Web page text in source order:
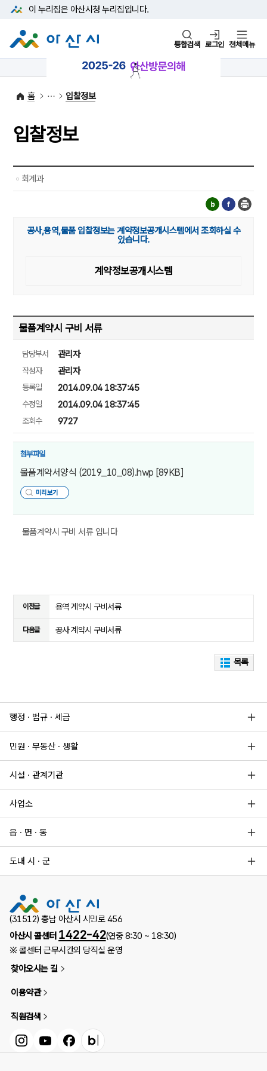
본문 바로가기
메뉴 바로가기
이 누리집은 아산시청 누리집입니다.
통합검색 로그인 전체메뉴
대표전화(아산시 콜센터)1422-42
홈 입찰정보
입찰정보
회계과
공사,용역,물품 입찰정보는 계약정보공개시스템에서 조회하실 수
있습니다.
계약정보공개시스템
물품계약시 구비 서류
담당부서 관리자
작성자 관리자
등록일 2014.09.04 18:37:45
수정일 2014.09.04 18:37:45
조회수 9727
첨부파일
물품계약서양식 (2019_10_08).hwp [89KB]
미리보기
물품계약시 구비 서류 입니다
이전글 용역 계약시 구비서류
다음글 공사 계약시 구비서류
목록
행정 · 법규 · 세금
민원 · 부동산 · 생활
시설 · 관계기관
사업소
읍 · 면 · 동
도내 시 · 군
(31512) 충남 아산시 시민로 456
아산시 콜센터 1422-42(연중 8:30 ~ 18:30)
※ 콜센터 근무시간외 당직실 운영
찾아오시는 길
이용약관
직원검색
인스타그램
유튜브 페이스북블로그